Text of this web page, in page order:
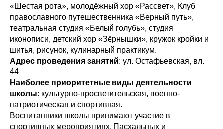
«Шестая рота», молодёжный хор «Рассвет», Клуб
православного путешественника «Верный путь»,
театральная студия «Белый голубь», студия
иконописи, детский хор «Зёрнышки», кружок кройки и
шитья, рисунок, кулинарный практикум.
Адрес проведения занятий: ул. Остафьевская, вл.
44
Наиболее приоритетные виды деятельности
школы: культурно-просветительская, военно-
патриотическая и спортивная.
Воспитанники школы принимают участие в
спортивных мероприятиях, Пасхальных и